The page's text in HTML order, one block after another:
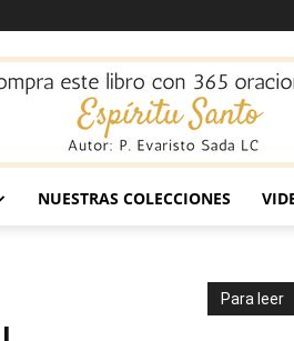
NUESTRAS COLECCIONES
Para leer